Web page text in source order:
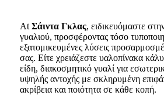
At Σάιντα Γκλας, ειδικευόμαστε
γυαλιού, προσφέροντας τόσο
εξατομικευμένες λύσεις
σας. Είτε χρειάζεστε υαλοπίνακα
είδη, διακοσμητικό γυαλί για
υψηλής αντοχής με σκληρυμένη
ακρίβεια και ποιότητα σε κάθε κοπή.